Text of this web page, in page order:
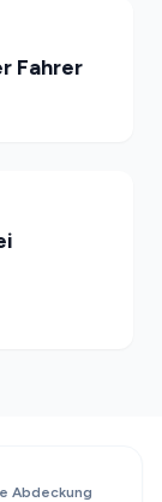
Fahrer
Abdeckung